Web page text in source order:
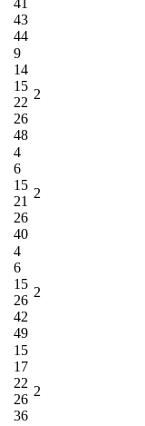
43
44
9
14
15
22
26
48
2
4
6
15
21
26
40
2
4
6
15
26
42
49
2
15
17
22
26
36
2